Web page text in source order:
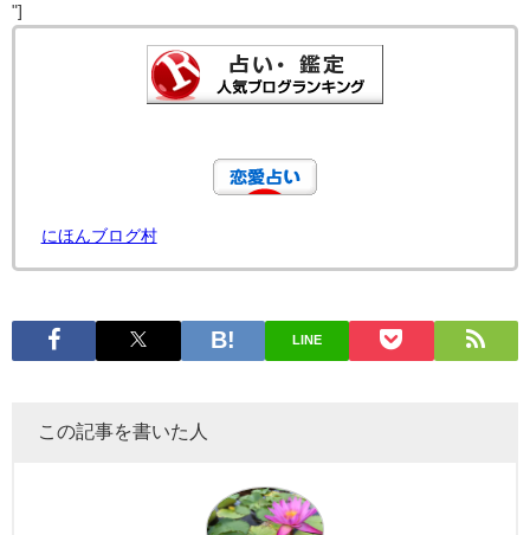
"]
にほんブログ村
LINE
この記事を書いた人